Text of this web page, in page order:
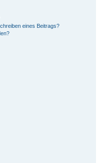
eines Beitrags?